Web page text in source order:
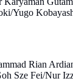
Yugo
Rian
Sze Fei/Nur